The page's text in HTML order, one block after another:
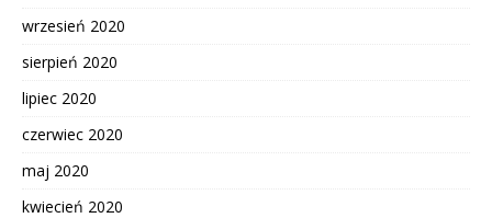
wrzesień 2020
sierpień 2020
lipiec 2020
czerwiec 2020
maj 2020
kwiecień 2020